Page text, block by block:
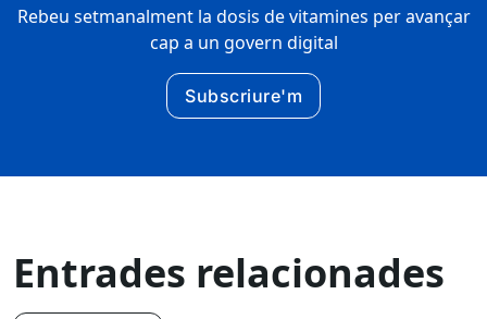
Rebeu setmanalment la dosis de vitamines per avançar
cap a un govern digital
Subscriure'm
Entrades relacionades